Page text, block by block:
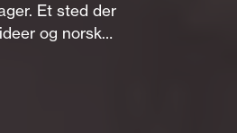
Et sted der
og norsk